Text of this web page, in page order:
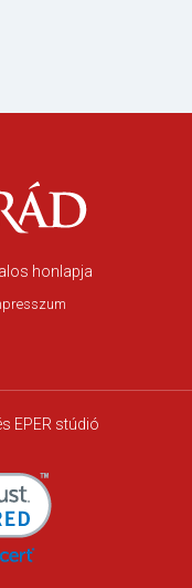
honlapja
EPER stúdió